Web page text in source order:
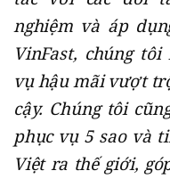
nghiệm và áp
VinFast, chúng
vụ hậu mãi vượt
cậy. Chúng tôi
phục vụ 5 sao và
Việt ra thế giới,